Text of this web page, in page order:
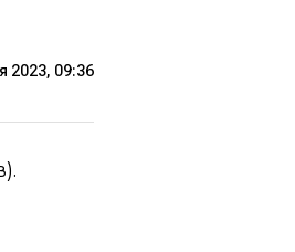
2023, 09:36